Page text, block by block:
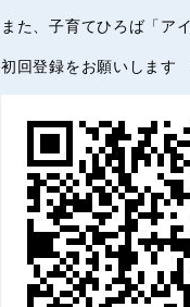
また、子育てひろば「ア
初回登録をお願いします